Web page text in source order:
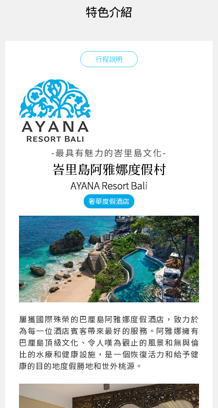
特色介紹
行程說明
-最具有魅力的峇里島文化-
峇里島阿雅娜度假村
AYANA Resort Bali
奢華度假酒店
屢獲國際殊榮的巴厘島阿雅娜度假酒店，致力於
為每一位酒店賓客帶來最好的服務。阿雅娜擁有
巴厘島頂級文化、令人嘆為觀止的風景和無與倫
比的水療和健康設施，是一個恢復活力和給予健
康的目的地度假勝地和世外桃源。